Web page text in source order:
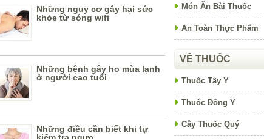
Những nguy cơ gây hại sức
khỏe từ sóng wifi
Những bệnh gây ho mùa lạnh
ở người cao tuổi
Những điều cần biết khi tự
Món Ăn Bài Thuốc
An Toàn Thực Phẩm
VỀ THUỐC
Thuốc Tây Y
Thuốc Đông Y
Cây Thuốc Quý